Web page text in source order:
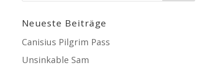
Neueste Beiträge
Canisius Pilgrim Pass
Unsinkable Sam